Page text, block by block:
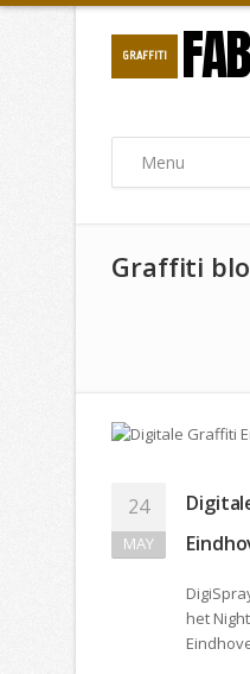
GRAFFITI
Graffiti
24
MAY
het